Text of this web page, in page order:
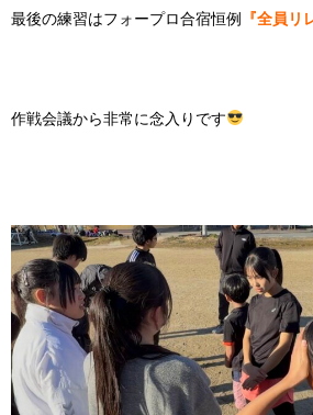
最後の練習はフォープロ合宿恒例 『全員リ
作戦会議から非常に念入りです